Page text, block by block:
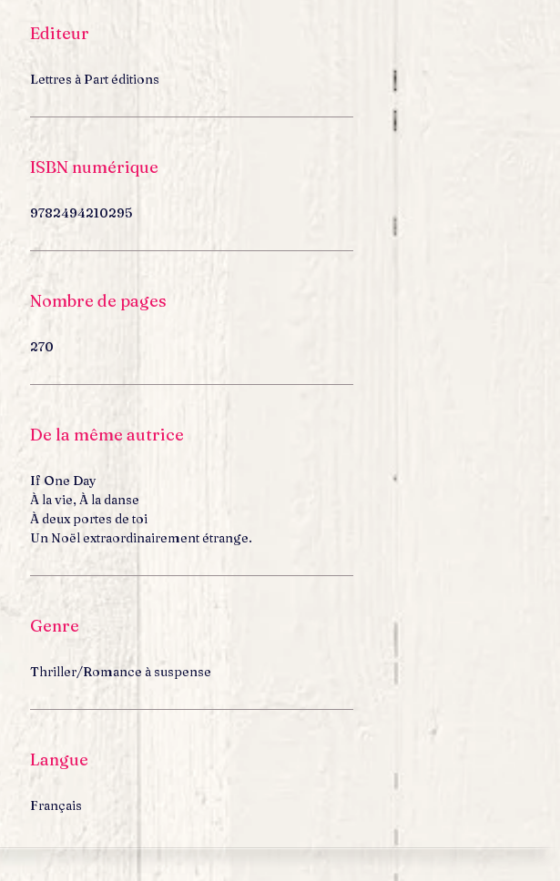
Editeur
Lettres à Part éditions
ISBN numérique
9782494210295
Nombre de pages
270
De la même autrice
If One Day
À la vie, À la danse
À deux portes de toi
Un Noël extraordinairement étrange.
Genre
Thriller/Romance à suspense
Langue
Français